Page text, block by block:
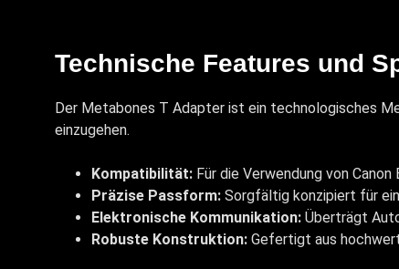
Technische Features und
Der Metabones T Adapter ist ein technologisches
einzugehen.
Kompatibilität: Für die Verwendung von
Präzise Passform: Sorgfältig konzipiert für
Elektronische Kommunikation: Überträgt
Robuste Konstruktion: Gefertigt aus